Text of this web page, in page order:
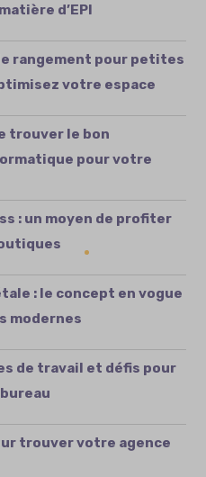
d’EPI
rangement pour petites
votre espace
trouver le bon
pour votre
: un moyen de profiter
: le concept en vogue
modernes
de travail et défis pour
trouver votre agence